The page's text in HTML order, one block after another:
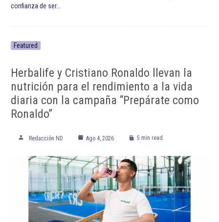
confianza de ser…
Featured
Herbalife y Cristiano Ronaldo llevan la
nutrición para el rendimiento a la vida
diaria con la campaña “Prepárate como
Ronaldo”
Redacción ND Ago 4, 2026 5 min read